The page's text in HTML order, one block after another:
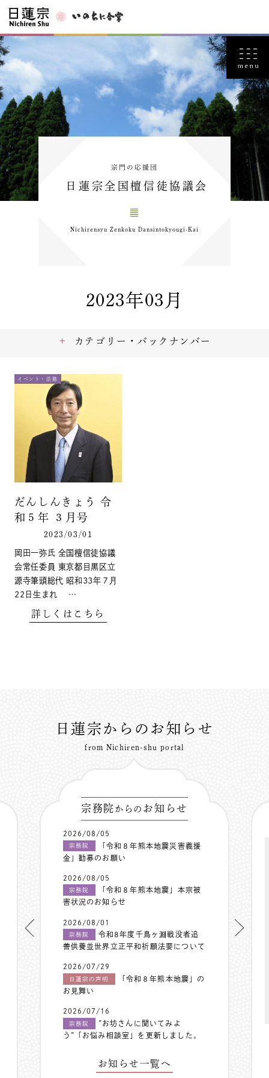
宗門の応援団
日蓮宗全国檀信徒協議会
Nichirensyu Zenkoku Dansintokyougi-Kai
2023年03月
イベント・活動
だんしんきょう 令
和５年 ３月号
2023/03/01
岡田一弥氏 全国檀信徒協議
会常任委員 東京都目黒区立
源寺筆頭総代 昭和33年７月
22日生まれ …
詳しくはこちら
カテゴリー・バックナンバー
日蓮宗からのお知らせ
from Nichiren-shu portal
宗務院 からの お知らせ
2026/08/05
宗務院
「令和８年熊本地震災害義援
金」勧募のお願い
2026/08/05
宗務院
「令和８年熊本地震」本宗被
害状況のお知らせ
2026/08/01
宗務院
令和8年度千鳥ヶ淵戦没者追
善供養並世界立正平和祈願法要について
2026/07/29
日蓮宗の声明
「令和８年熊本地震」の
お見舞い
2026/07/16
宗務院
”お坊さんに聞いてみよ
う”「お悩み相談室」を更新しました。
お知らせ一覧へ